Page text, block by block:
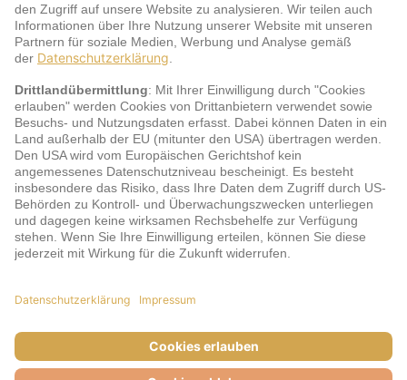
Service
jö Bonus Club Partner
Zahlungsarten & Sicherheit
AGB
Datenschutz